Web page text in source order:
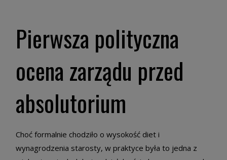
Pierwsza polityczna
ocena zarządu przed
absolutorium
Choć formalnie chodziło o wysokość diet i
wynagrodzenia starosty, w praktyce była to jedna z